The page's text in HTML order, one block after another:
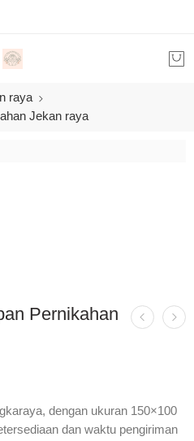
raya
Jekan raya
Pernikahan
dengan ukuran 150×100
dan waktu pengiriman